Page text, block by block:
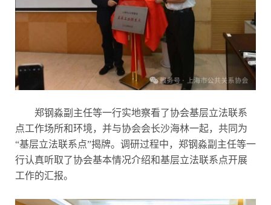
郑钢淼副主任等一行实地察看了协会基层立法联系
点工作场所和环境，并与协会会长沙海林一起，共同为
“基层立法联系点”揭牌。调研过程中，郑钢淼副主任等一
行认真听取了协会基本情况介绍和基层立法联系点开展
工作的汇报。